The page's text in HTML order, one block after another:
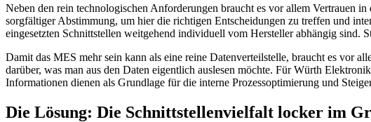
Neben den rein technologischen Anforderungen braucht es vor allem Vertrauen
sorgfältiger Abstimmung, um hier die richtigen Entscheidungen zu treffen und
eingesetzten Schnittstellen weitgehend individuell vom Hersteller abhängig sind.
Damit das MES mehr sein kann als eine reine Datenverteilstelle, braucht es vor
darüber, was man aus den Daten eigentlich auslesen möchte. Für Würth
Informationen dienen als Grundlage für die interne Prozessoptimierung und
Die Lösung: Die Schnittstellenvielfalt locker im